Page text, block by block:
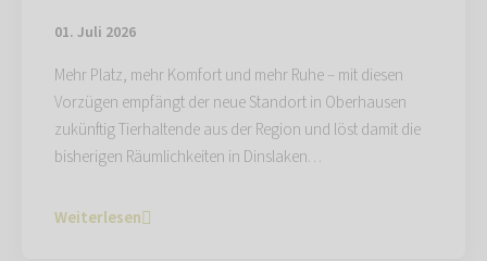
01. Juli 2026
Mehr Platz, mehr Komfort und mehr Ruhe – mit diesen
Vorzügen empfängt der neue Standort in Oberhausen
zukünftig Tierhaltende aus der Region und löst damit die
bisherigen Räumlichkeiten in Dinslaken…
Weiterlesen